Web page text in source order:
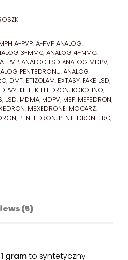
A-PVP, A-PVP ANALOG,
3-MMC, ANALOG 4-MMC,
PVP, ANALOG LSD ANALOG MDPV,
PENTEDRONU, ANALOG
, DMT, ETIZOLAM, EXTASY, FAKE LSD,
, KLEF, KLEFEDRON, KOKOLINO,
, LSD, MDMA, MDPV, MEF, MEFEDRON,
, MEXEDRONE, MOCARZ,
, PENTEDRON, PENTEDRONE, RC,
(5)
gramto syntetyczny